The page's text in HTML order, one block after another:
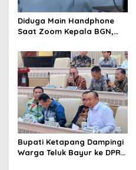
Diduga Main Handphone
Saat Zoom Kepala BGN,
Terancam Dimutasi ke
Papua
Bupati Ketapang Dampingi
Warga Teluk Bayur ke DPR